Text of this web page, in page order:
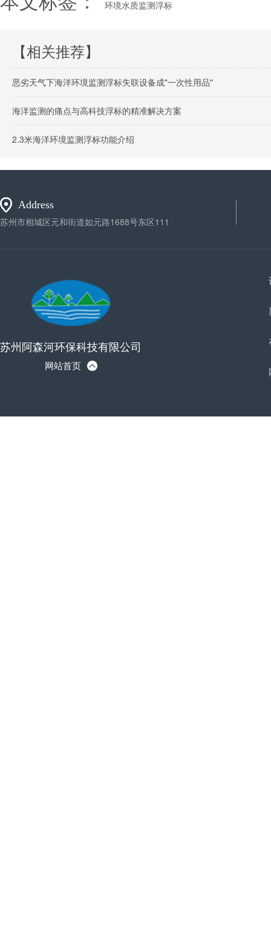
环境水质监测浮标
【相关推荐】
恶劣天气下海洋环境监测浮标失联设备成"一次性用品"
海洋监测的痛点与高科技浮标的精准解决方案
2.3米海洋环境监测浮标功能介绍
Address
苏州市相城区元和街道如元路1688号东区111
苏州阿森河环保科技有限公司
网站首页